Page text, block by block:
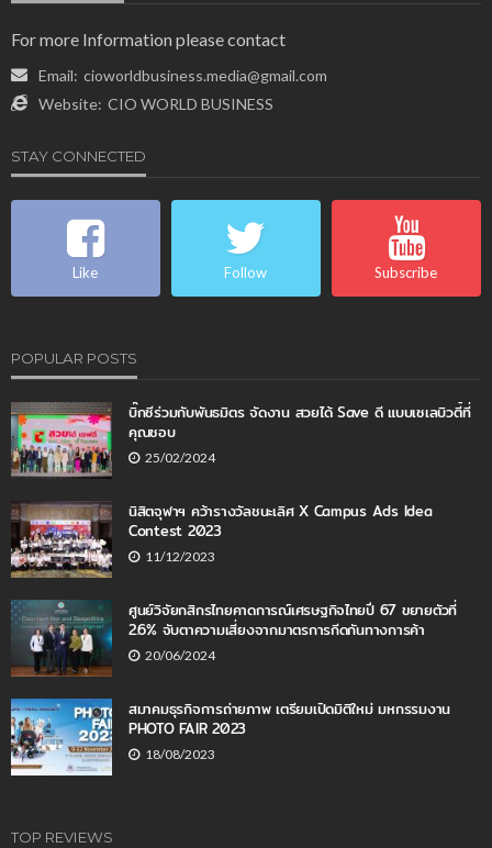
For more Information please contact
Email: cioworldbusiness.media@gmail.com
Website: CIO WORLD BUSINESS
STAY CONNECTED
Like Follow Subscribe
POPULAR POSTS
บิ๊กซีร่วมกับพันธมิตร จัดงาน สวยได้ Save ดี แบบเซเลบิวตี้ที่
คุณชอบ
25/02/2024
นิสิตจุฬาฯ คว้ารางวัลชนะเลิศ X Campus Ads Idea
Contest 2023
11/12/2023
ศูนย์วิจัยกสิกรไทยคาดการณ์เศรษฐกิจไทยปี 67 ขยายตัวที่
2.6% จับตาความเสี่ยงจากมาตรการกีดกันทางการค้า
20/06/2024
สมาคมธุรกิจการถ่ายภาพ เตรียมเปิดมิติใหม่ มหกรรมงาน
PHOTO FAIR 2023
18/08/2023
TOP REVIEWS